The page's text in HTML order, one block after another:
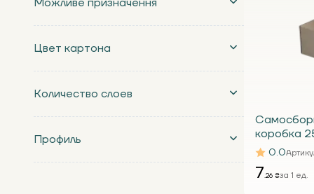
Можливе призначення
Цвет картона
Количество слоев
Профиль
коробка
Т24 Е
0.0
7.26 ₴за 1 ед.